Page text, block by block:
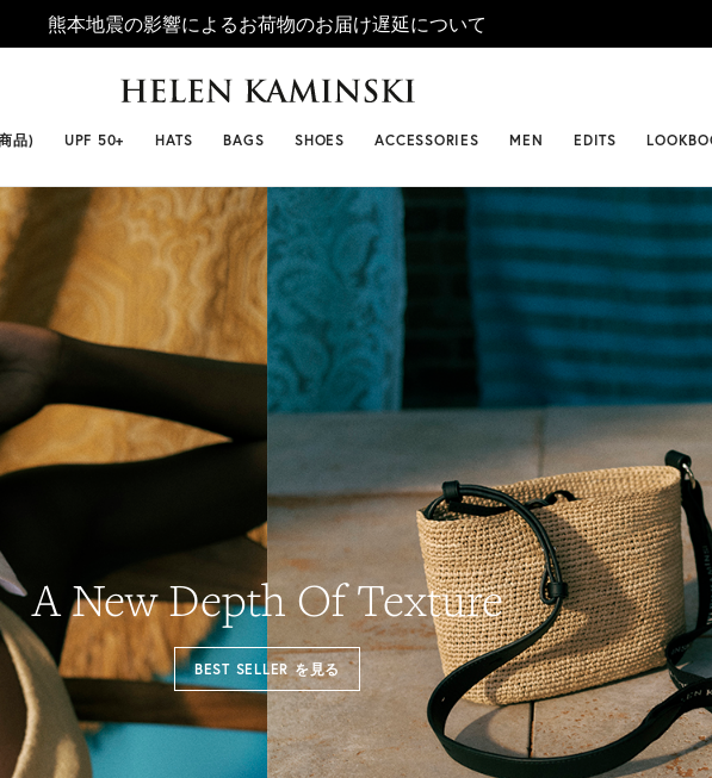
熊本地震の影響によるお荷物のお届け遅延について
#ビベット #キャップ #ビアンカ
品) UPF 50+ HATS BAGS SHOES ACCESSORIES MEN EDITS
A New Depth Of Texture
BEST SELLER を見る
カ)
ト)
￥ 34,100
NEW SEASON
RAFFIA BAG
質感が生み出す、新しい奥行
き。 洗練されたフォルムと使